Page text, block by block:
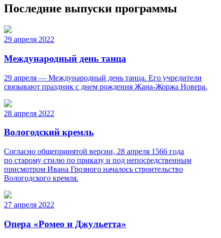
Последние выпуски программы
29 апреля 2022
Международный день танца
29 апреля — Международный день танца. Его учредители
связывают праздник с днем рождения Жана-Жоржа Новера.
28 апреля 2022
Вологодский кремль
Согласно общепринятой версии, 28 апреля 1566 года
по старому стилю по приказу и под непосредственным
присмотром Ивана Грозного началось строительство
Вологодского кремля.
27 апреля 2022
Опера «Ромео и Джульетта»